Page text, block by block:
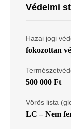
Védelmi
Hazai jogi
fokozottan
500 000 Ft
Vörös lista
LC – Nem